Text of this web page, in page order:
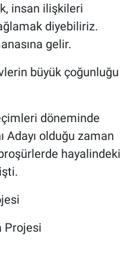
insan ilişkileri
diyebiliriz.
gelir.
büyük çoğunluğu
döneminde
Adayı olduğu zaman
hayalindeki
Projesi